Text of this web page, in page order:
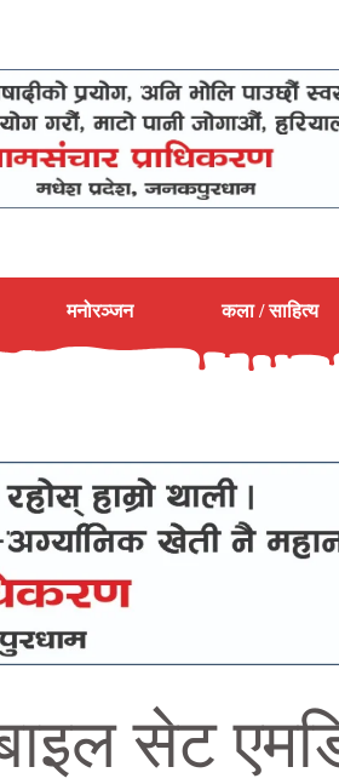
मनोरञ्जन कला / साहित्य
सेट